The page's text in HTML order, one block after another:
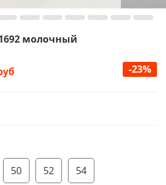
молочный
-23%
50 52 54